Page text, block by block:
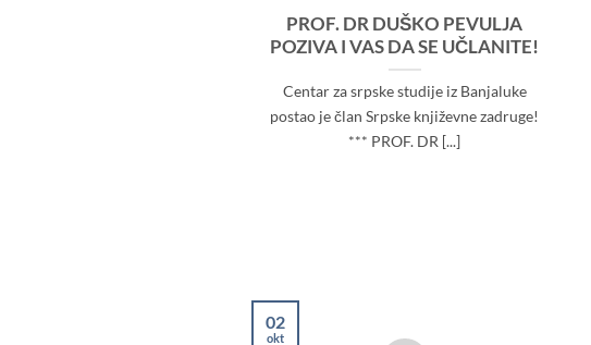
PROF. DR DUŠKO PEVULJA
POZIVA I VAS DA SE UČLANITE!
Centar za srpske studije iz Banjaluke
postao je član Srpske književne zadruge!
*** PROF. DR [...]
02
okt